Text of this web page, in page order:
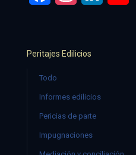
Peritajes Edilicios
Todo
Informes edilicios
Pericias de parte
Impugnaciones